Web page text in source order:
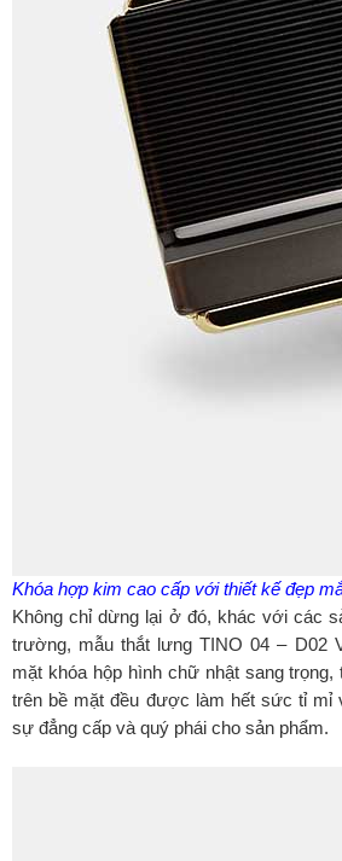
Khóa hợp kim cao cấp với thiết kế đẹp
Không chỉ dừng lại ở đó, khác với các
trường, mẫu thắt lưng TINO 04 – D02
mặt khóa hộp hình chữ nhật sang
trên bề mặt đều được làm hết sức tỉ mỉ
sự đẳng cấp và quý phái cho sản phẩm.